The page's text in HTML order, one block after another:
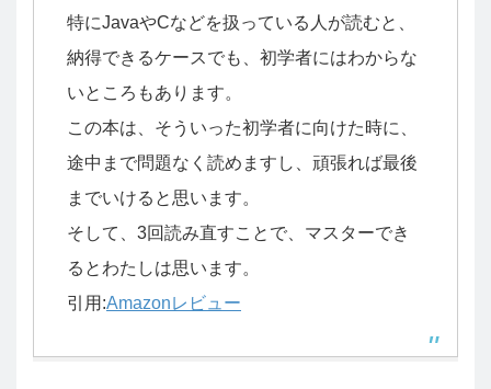
特にJavaやCなどを扱っている人が読むと、
納得できるケースでも、初学者にはわからな
いところもあります。
この本は、そういった初学者に向けた時に、
途中まで問題なく読めますし、頑張れば最後
までいけると思います。
そして、3回読み直すことで、マスターでき
るとわたしは思います。
引用:Amazonレビュー